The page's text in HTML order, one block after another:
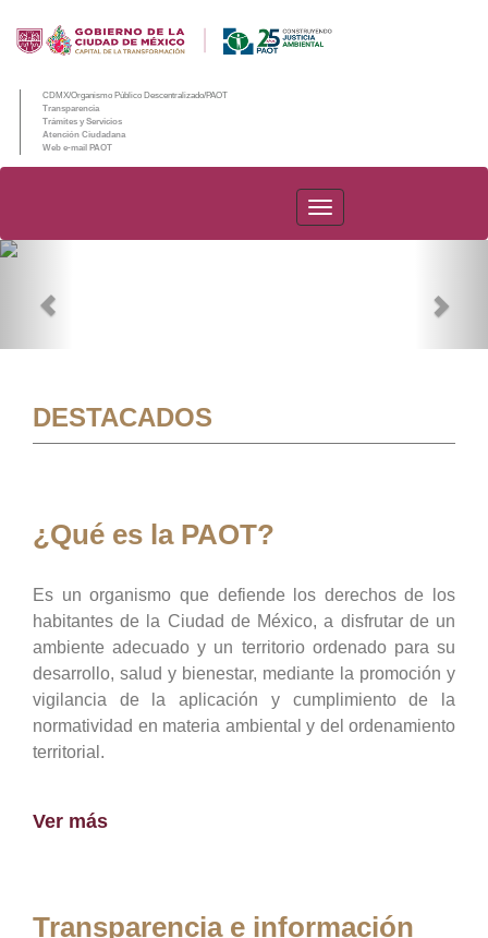
CDMX/Organismo Público Descentralizado/PAOT
Transparencia
Trámites y Servicios
Atención Ciudadana
Web e-mail PAOT
PAOT
DESTACADOS
¿Qué es la PAOT?
Es un organismo que defiende los derechos de los
habitantes de la Ciudad de México, a disfrutar de un
ambiente adecuado y un territorio ordenado para su
desarrollo, salud y bienestar, mediante la promoción y
vigilancia de la aplicación y cumplimiento de la
normatividad en materia ambiental y del ordenamiento
territorial.
Ver más
Transparencia e información